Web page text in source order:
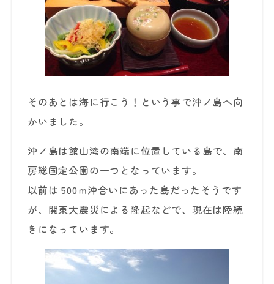
そのあとは海に行こう！という事で沖ノ島へ向
かいました。
沖ノ島は館山湾の南端に位置している島で、南
房総国定公園の一つとなっています。
以前は 500ｍ沖合いにあった島だったそうです
が、関東大震災による隆起などで、現在は陸続
きになっています。